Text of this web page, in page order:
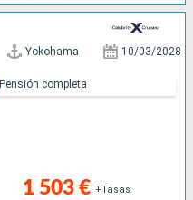
Yokohama 10/03/2028
1 503 € +Tasas
Pensión completa